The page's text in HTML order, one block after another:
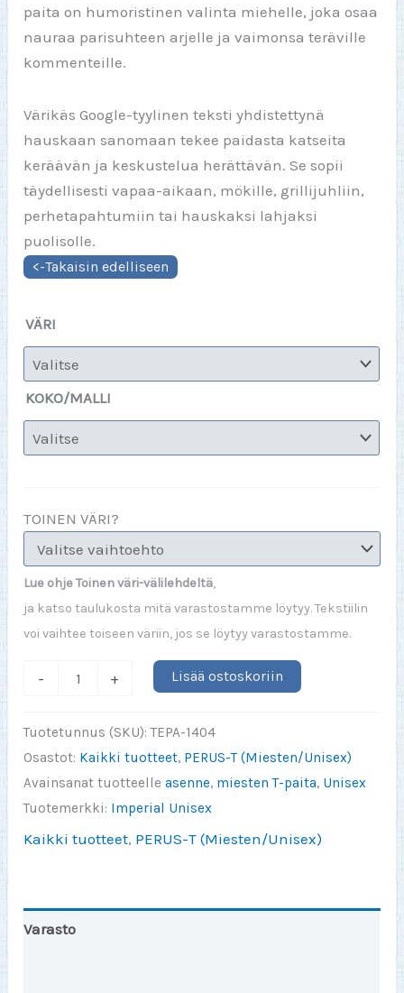
paita on humoristinen valinta miehelle, joka osaa
nauraa parisuhteen arjelle ja vaimonsa teräville
kommenteille.
Värikäs Google-tyylinen teksti yhdistettynä
hauskaan sanomaan tekee paidasta katseita
keräävän ja keskustelua herättävän. Se sopii
täydellisesti vapaa-aikaan, mökille, grillijuhliin,
perhetapahtumiin tai hauskaksi lahjaksi
puolisolle.
VÄRI
KOKO/MALLI
TOINEN VÄRI?
Lue ohje Toinen väri-välilehdeltä,
ja katso taulukosta mitä varastostamme löytyy. Tekstiilin
voi vaihtee toiseen väriin, jos se löytyy varastostamme.
-
mihinkään,
vaimoni
määrä
+ Lisää ostoskoriin
Tuotetunnus (SKU):TEPA-1404
Osastot: Kaikki tuotteet, PERUS-T (Miesten/Unisex)
Avainsanat tuotteelleasenne, miesten T-paita, Unisex
Tuotemerkki: Imperial Unisex
Kaikki tuotteet, PERUS-T (Miesten/Unisex)
Varasto